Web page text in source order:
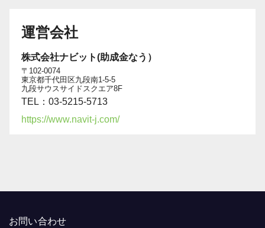
運営会社
株式会社ナビット(助成金なう）
〒102-0074
東京都千代田区九段南1-5-5
九段サウスサイドスクエア8F
TEL：03-5215-5713
https://www.navit-j.com/
お問い合わせ